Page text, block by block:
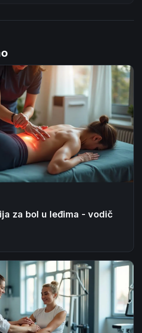
za bol u leđima - vodič